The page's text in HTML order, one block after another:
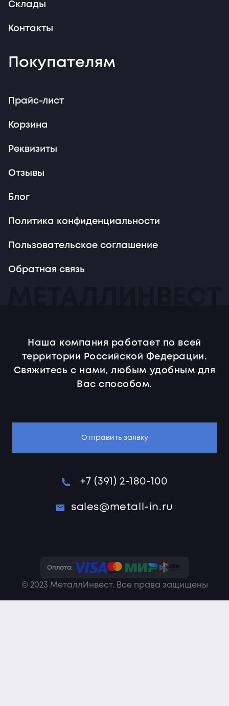
Склады
Контакты
Покупателям
Прайс-лист
Корзина
Реквизиты
Отзывы
Блог
Политика конфиденциальности
Пользовательское соглашение
Обратная связь
Наша компания работает по всей
территории Российской Федерации.
Свяжитесь с нами, любым удобным для
Вас способом.
Отправить заявку
+7 (391) 2-180-100
sales@metall-in.ru
Оплата:
© 2023 МеталлИнвест. Все права защищены